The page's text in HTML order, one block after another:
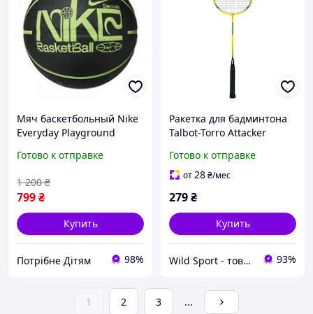
Мяч баскетбольный Nike
Everyday Playground
6)
Готово к отправке
799₴
1 200 ₴
Купить
Потрібне Дітям 98%
Ракетка для бадминтона
Talbot-Torro Attacker
Готово к отправке
от28₴/мес
279₴
Купить
Wild Sport - товары для спорта и отдыха 93%
1 2 3 ...